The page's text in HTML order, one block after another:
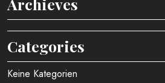
Archieves
Categories
Keine Kategorien